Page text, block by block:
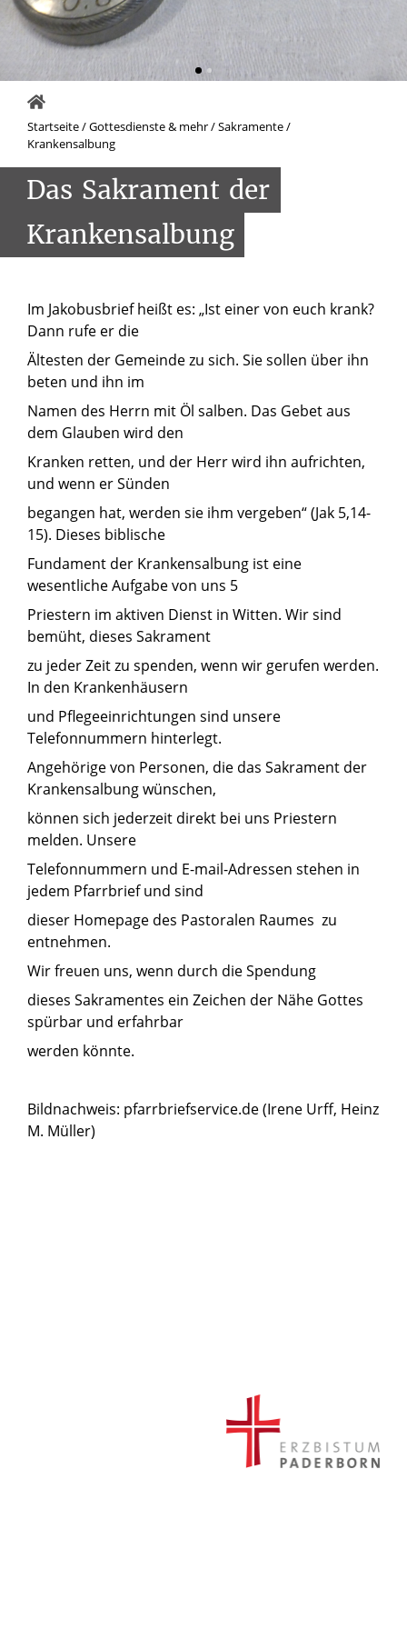
Startseite/Gottesdienste & mehr/Sakramente/
Krankensalbung
Das Sakrament der
Krankensalbung
Im Jakobusbrief heißt es: „Ist einer von euch krank?
Dann rufe er die
Ältesten der Gemeinde zu sich. Sie sollen über ihn
beten und ihn im
Namen des Herrn mit Öl salben. Das Gebet aus
dem Glauben wird den
Kranken retten, und der Herr wird ihn aufrichten,
und wenn er Sünden
begangen hat, werden sie ihm vergeben“ (Jak 5,14-
15). Dieses biblische
Fundament der Krankensalbung ist eine
wesentliche Aufgabe von uns 5
Priestern im aktiven Dienst in Witten. Wir sind
bemüht, dieses Sakrament
zu jeder Zeit zu spenden, wenn wir gerufen werden.
In den Krankenhäusern
und Pflegeeinrichtungen sind unsere
Telefonnummern hinterlegt.
Angehörige von Personen, die das Sakrament der
Krankensalbung wünschen,
können sich jederzeit direkt bei uns Priestern
melden. Unsere
Telefonnummern und E-mail-Adressen stehen in
jedem Pfarrbrief und sind
dieser Homepage des Pastoralen Raumes zu
entnehmen.
Wir freuen uns, wenn durch die Spendung
dieses Sakramentes ein Zeichen der Nähe Gottes
spürbar und erfahrbar
werden könnte.
Bildnachweis: pfarrbriefservice.de (Irene Urff, Heinz
M. Müller)